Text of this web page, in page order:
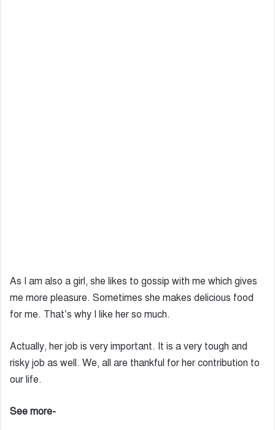
As I am also a girl, she likes to gossip with me which gives
me more pleasure. Sometimes she makes delicious food
for me. That’s why I like her so much.
Actually, her job is very important. It is a very tough and
risky job as well. We, all are thankful for her contribution to
our life.
See more-